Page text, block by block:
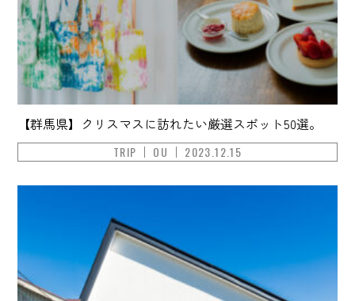
【群馬県】クリスマスに訪れたい厳選スポット50選。
TRIP OU 2023.12.15